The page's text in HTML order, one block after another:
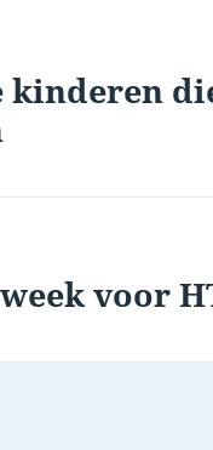
kinderen
voor